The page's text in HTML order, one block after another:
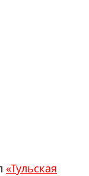
«Тульская